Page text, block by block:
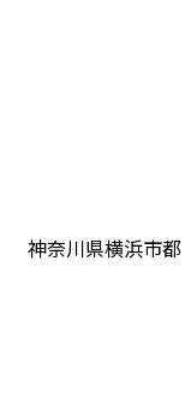
神奈川県横浜市都